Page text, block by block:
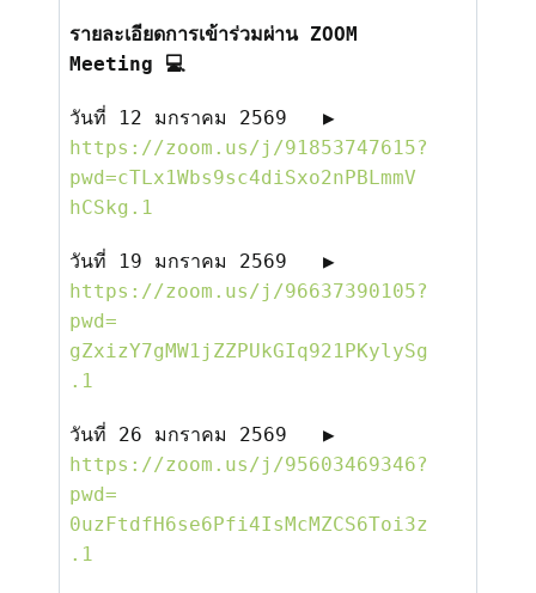
รายละเอียดการเข้าร่วมผ่าน ZOOM
Meeting 💻
วันที่ 12 มกราคม 2569 ▶️
https://zoom.us/j/91853747615?
pwd=cTLx1Wbs9sc4diSxo2nPBLmmV
hCSkg. 1
วันที่ 19 มกราคม 2569 ▶️
https://zoom.us/j/96637390105?
pwd=
gZxizY7gMW1jZZPUkGIq921PKylySg
.1
วันที่ 26 มกราคม 2569 ▶️
https://zoom.us/j/95603469346?
pwd=
0uzFtdfH6se6Pfi4IsMcMZCS6Toi3z
.1